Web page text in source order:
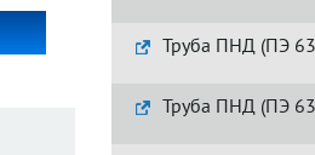
Труба ПНД (ПЭ
Труба ПНД (ПЭ